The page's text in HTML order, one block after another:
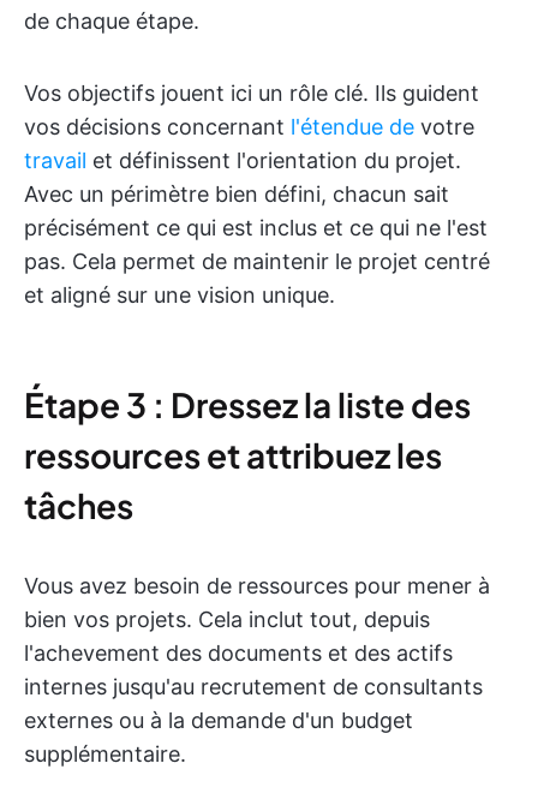
de chaque étape.
Vos objectifs jouent ici un rôle clé. Ils guident
vos décisions concernant l'étendue de votre
travail et définissent l'orientation du projet.
Avec un périmètre bien défini, chacun sait
précisément ce qui est inclus et ce qui ne l'est
pas. Cela permet de maintenir le projet centré
et aligné sur une vision unique.
Étape 3 : Dressez la liste des
ressources et attribuez les
tâches
Vous avez besoin de ressources pour mener à
bien vos projets. Cela inclut tout, depuis
l'achevement des documents et des actifs
internes jusqu'au recrutement de consultants
externes ou à la demande d'un budget
supplémentaire.